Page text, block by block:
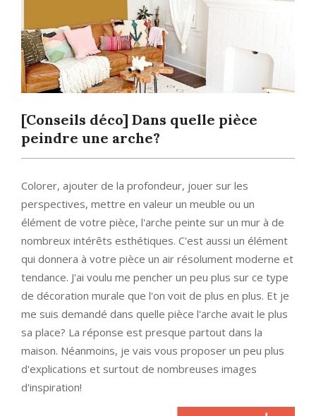
[Conseils déco] Dans quelle pièce
peindre une arche?
Colorer, ajouter de la profondeur, jouer sur les
perspectives, mettre en valeur un meuble ou un
élément de votre pièce, l'arche peinte sur un mur à de
nombreux intérêts esthétiques. C'est aussi un élément
qui donnera à votre pièce un air résolument moderne et
tendance. J'ai voulu me pencher un peu plus sur ce type
de décoration murale que l'on voit de plus en plus. Et je
me suis demandé dans quelle pièce l'arche avait le plus
sa place? La réponse est presque partout dans la
maison. Néanmoins, je vais vous proposer un peu plus
d'explications et surtout de nombreuses images
d'inspiration!